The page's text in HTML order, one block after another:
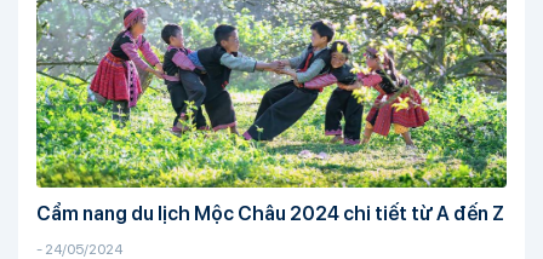
Cẩm nang du lịch Mộc Châu 2024 chi tiết từ A đến Z
- 24/05/2024